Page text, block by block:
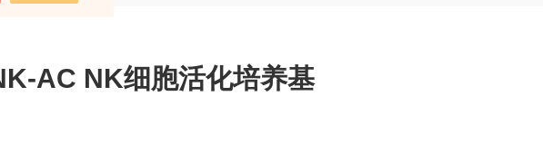
AC NK细胞活化培养基